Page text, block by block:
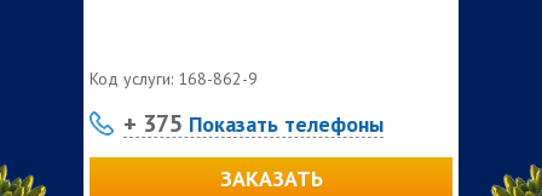
Код услуги: 168-862-9
+ 375 Показать телефоны
ЗАКАЗАТЬ